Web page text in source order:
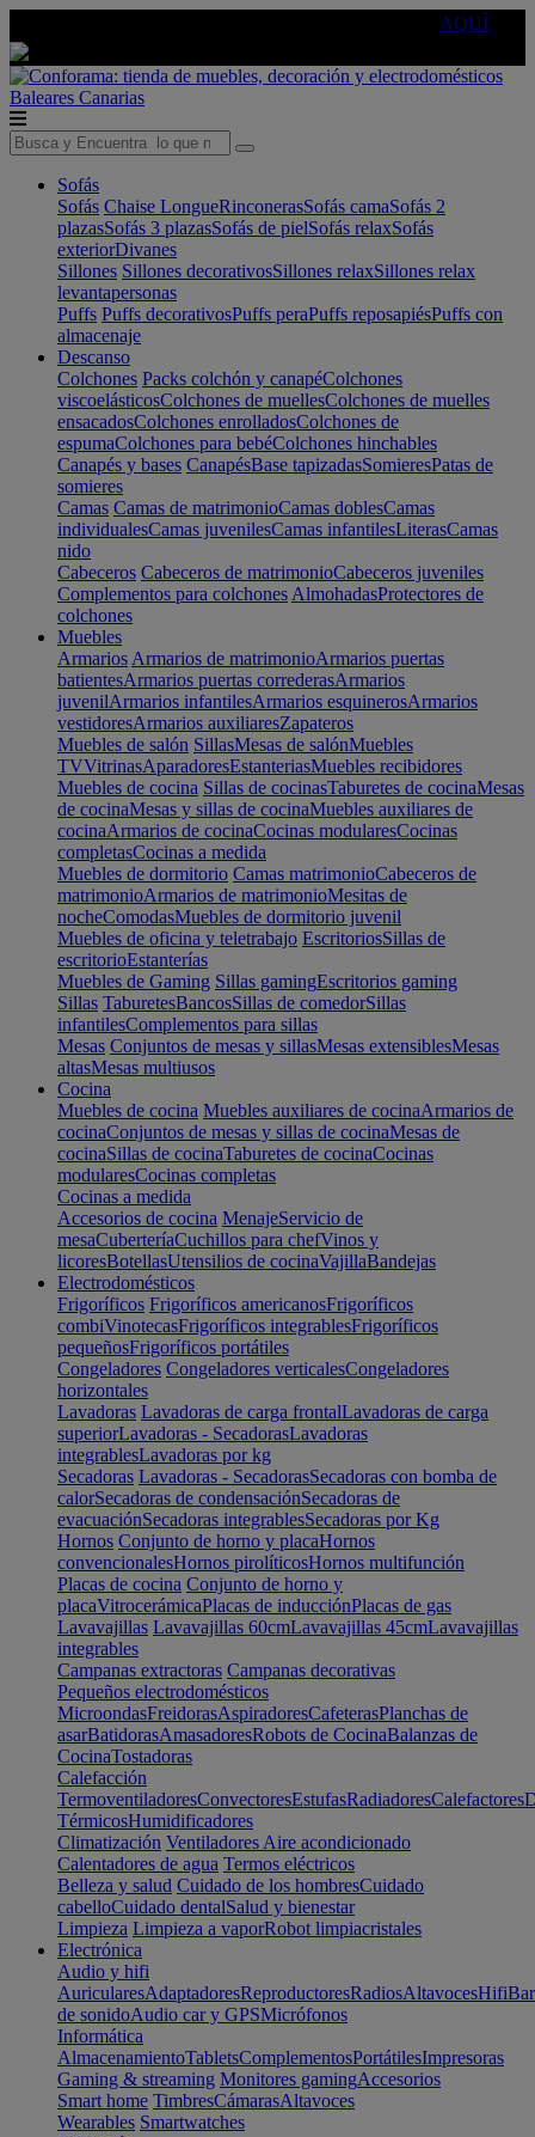
AQUÍ
Baleares Canarias
Sofás
Sofás Chaise LongueRinconerasSofás camaSofás 2
plazasSofás 3 plazasSofás de pielSofás relaxSofás
exteriorDivanes
Sillones Sillones decorativosSillones relaxSillones relax
levantapersonas
Puffs Puffs decorativosPuffs peraPuffs reposapiésPuffs con
almacenaje
Descanso
Colchones Packs colchón y canapéColchones
viscoelásticosColchones de muellesColchones de muelles
ensacadosColchones enrolladosColchones de
espumaColchones para bebéColchones hinchables
Canapés y bases CanapésBase tapizadasSomieresPatas de
somieres
Camas Camas de matrimonioCamas doblesCamas
individualesCamas juvenilesCamas infantilesLiterasCamas
nido
Cabeceros Cabeceros de matrimonioCabeceros juveniles
Complementos para colchones AlmohadasProtectores de
colchones
Muebles
Armarios Armarios de matrimonioArmarios puertas
batientesArmarios puertas correderasArmarios
juvenilArmarios infantilesArmarios esquinerosArmarios
vestidoresArmarios auxiliaresZapateros
Muebles de salón SillasMesas de salónMuebles
TVVitrinasAparadoresEstanteriasMuebles recibidores
Muebles de cocina Sillas de cocinasTaburetes de cocinaMesas
de cocinaMesas y sillas de cocinaMuebles auxiliares de
cocinaArmarios de cocinaCocinas modularesCocinas
completasCocinas a medida
Muebles de dormitorio Camas matrimonioCabeceros de
matrimonioArmarios de matrimonioMesitas de
nocheComodasMuebles de dormitorio juvenil
Muebles de oficina y teletrabajo EscritoriosSillas de
escritorioEstanterías
Muebles de Gaming Sillas gamingEscritorios gaming
Sillas TaburetesBancosSillas de comedorSillas
infantilesComplementos para sillas
Mesas Conjuntos de mesas y sillasMesas extensiblesMesas
altasMesas multiusos
Cocina
Muebles de cocina Muebles auxiliares de cocinaArmarios de
cocinaConjuntos de mesas y sillas de cocinaMesas de
cocinaSillas de cocinaTaburetes de cocinaCocinas
modularesCocinas completas
Cocinas a medida
Accesorios de cocina MenajeServicio de
mesaCuberteríaCuchillos para chefVinos y
licoresBotellasUtensilios de cocinaVajillaBandejas
Electrodomésticos
Frigoríficos Frigoríficos americanosFrigoríficos
combiVinotecasFrigoríficos integrablesFrigoríficos
pequeñosFrigoríficos portátiles
Congeladores Congeladores verticalesCongeladores
horizontales
Lavadoras Lavadoras de carga frontalLavadoras de carga
superiorLavadoras - SecadorasLavadoras
integrablesLavadoras por kg
Secadoras Lavadoras - SecadorasSecadoras con bomba de
calorSecadoras de condensaciónSecadoras de
evacuaciónSecadoras integrablesSecadoras por Kg
Hornos Conjunto de horno y placaHornos
convencionalesHornos pirolíticosHornos multifunción
Placas de cocina Conjunto de horno y
placaVitrocerámicaPlacas de inducciónPlacas de gas
Lavavajillas Lavavajillas 60cmLavavajillas 45cmLavavajillas
integrables
Campanas extractoras Campanas decorativas
Pequeños electrodomésticos
MicroondasFreidorasAspiradoresCafeterasPlanchas de
asarBatidorasAmasadoresRobots de CocinaBalanzas de
CocinaTostadoras
Calefacción
TermoventiladoresConvectoresEstufasRadiadoresCalefactores
TérmicosHumidificadores
Climatización Ventiladores Aire acondicionado
Calentadores de agua Termos eléctricos
Belleza y salud Cuidado de los hombresCuidado
cabelloCuidado dentalSalud y bienestar
Limpieza Limpieza a vaporRobot limpiacristales
Electrónica
Audio y hifi
AuricularesAdaptadoresReproductoresRadiosAltavocesHifi
de sonidoAudio car y GPSMicrófonos
Informática
AlmacenamientoTabletsComplementosPortátilesImpresoras
Gaming & streaming Monitores gamingAccesorios
Smart home TimbresCámarasAltavoces
Wearables Smartwatches